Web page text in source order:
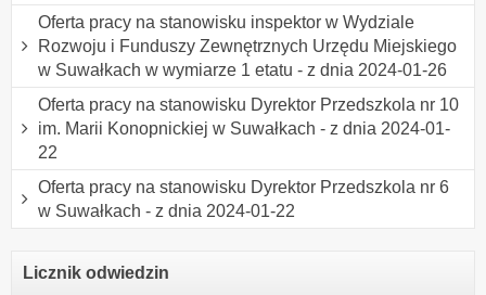
Oferta pracy na stanowisku inspektor w Wydziale
Rozwoju i Funduszy Zewnętrznych Urzędu Miejskiego
w Suwałkach w wymiarze 1 etatu - z dnia 2024-01-26
Oferta pracy na stanowisku Dyrektor Przedszkola nr 10
im. Marii Konopnickiej w Suwałkach - z dnia 2024-01-
22
Oferta pracy na stanowisku Dyrektor Przedszkola nr 6
w Suwałkach - z dnia 2024-01-22
Licznik odwiedzin